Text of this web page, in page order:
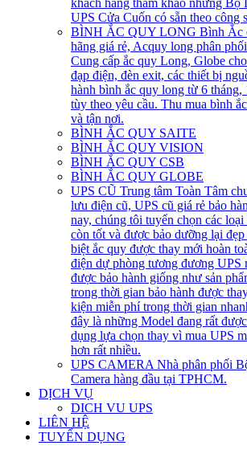
UPS Cửa Cuốn có sẵn theo công
BÌNH ẮC QUY LONG Bình Ắc
hãng giá rẻ, Acquy long phân
Cung cấp ắc quy Long, Globe
đạp điện, đèn exit, các thiết bị
hành bình ắc quy long từ 6 tháng,
tùy theo yêu cầu. Thu mua bình
và tận nơi.
BÌNH ẮC QUY SAITE
BÌNH ẮC QUY VISION
BÌNH ẮC QUY CSB
BÌNH ẮC QUY GLOBE
UPS CŨ Trung tâm Toàn Tâm
lưu điện cũ, UPS cũ giá rẻ bảo
nay, chúng tôi tuyển chọn các
còn tốt và được bảo dưỡng lại
biệt ắc quy được thay mới hoàn
điện dự phòng tương đương UPS
được bảo hành giống như sản
trong thời gian bảo hành được
kiện miễn phí trong thời gian
đây là những Model đang rất
dụng lựa chọn thay vì mua UPS
hơn rất nhiều.
UPS CAMERA Nhà phân phối
Camera hàng đầu tại TPHCM.
DỊCH VỤ
DICH VU UPS
LIÊN HỆ
TUYỂN DỤNG